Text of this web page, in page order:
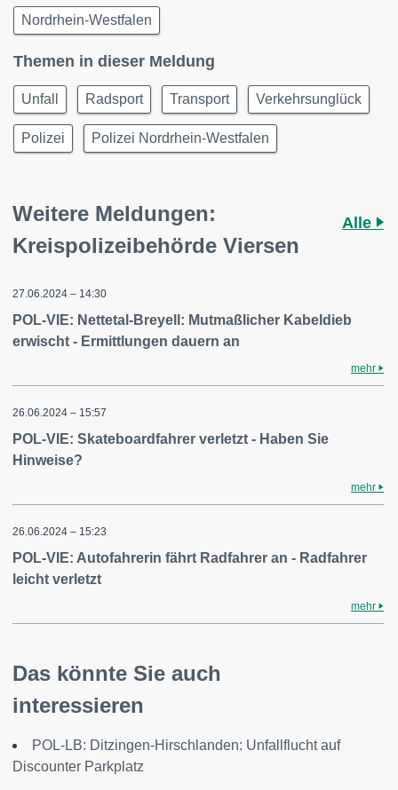
Nordrhein-Westfalen
Themen in dieser Meldung
Unfall Radsport Transport Verkehrsunglück
Polizei Polizei Nordrhein-Westfalen
Weitere Meldungen:
Kreispolizeibehörde Viersen
Alle
27.06.2024 – 14:30
POL-VIE: Nettetal-Breyell: Mutmaßlicher Kabeldieb
erwischt - Ermittlungen dauern an
mehr
26.06.2024 – 15:57
POL-VIE: Skateboardfahrer verletzt - Haben Sie
Hinweise?
mehr
26.06.2024 – 15:23
POL-VIE: Autofahrerin fährt Radfahrer an - Radfahrer
leicht verletzt
mehr
Das könnte Sie auch
interessieren
POL-LB: Ditzingen-Hirschlanden: Unfallflucht auf
Discounter Parkplatz